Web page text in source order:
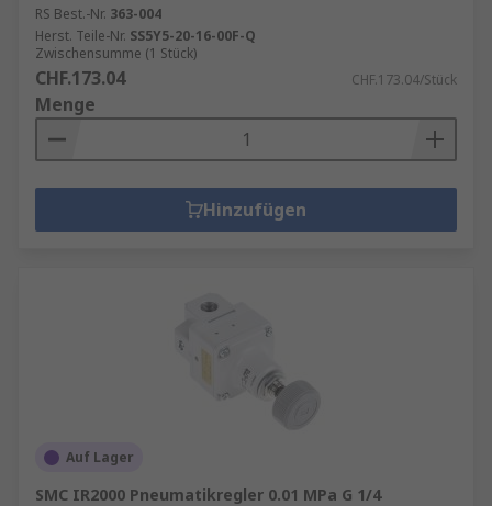
RS Best.-Nr. 363-004
Herst. Teile-Nr. SS5Y5-20-16-00F-Q
Zwischensumme (1 Stück)
CHF.173.04 CHF.173.04/Stück
Menge
Hinzufügen
Auf Lager
SMC IR2000 Pneumatikregler 0.01 MPa G 1/4